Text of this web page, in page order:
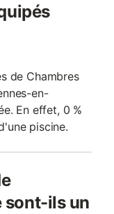
de Chambres
en-
En effet, 0 %
piscine.
sont-ils un